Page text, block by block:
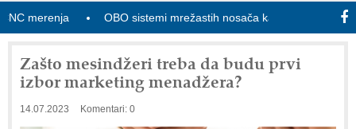
OBO sistemi mrežastih nosača kablova Novi
Zašto mesindžeri treba da budu prvi
izbor marketing menadžera?
14.07.2023 Komentari: 0